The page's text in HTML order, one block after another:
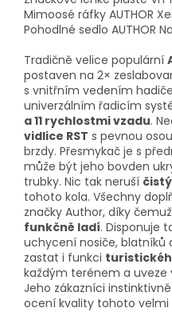
Mimoosé ráfky AUTHOR
Pohodlné sedlo AUTHOR
Tradičně velice populární
postaven na 2×
s vnitřním vedením
univerzálním řadicím
a 11 rychlostmi vzadu.
vidlice RST s pevnou
brzdy. Přesmykač je s
může být jeho bovden
trubky. Nic tak neruší
tohoto kola. Všechny
značky Author, díky
funkčně ladí. Disponuje
uchycení nosiče, blatníků
zastat i funkci
každým terénem a uveze
Jeho zákazníci
ocení kvality tohoto velmi